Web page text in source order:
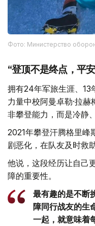
Фото: Министерство
“登顶不是终点，平
拥有24年军旅生涯、13
力量中校阿曼卓勒·拉
非攀登能力，而是冷静
2021年攀登汗腾格里峰
剧恶化，在队友及时救
他说，这段经历让自己
障的重要性。
最有趣的是不断
障同行战友的生
一起，就意味着